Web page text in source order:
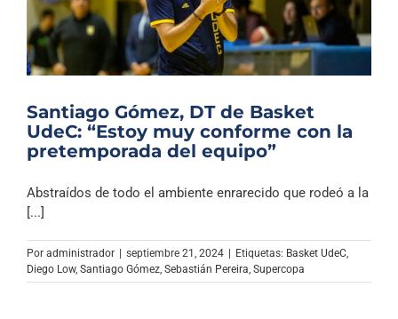
Santiago Gómez, DT de Basket
UdeC: “Estoy muy conforme con la
pretemporada del equipo”
Abstraídos de todo el ambiente enrarecido que rodeó a la
[...]
Por administrador septiembre 21, 2024 Etiquetas: Basket UdeC,
Diego Low, Santiago Gómez, Sebastián Pereira, Supercopa